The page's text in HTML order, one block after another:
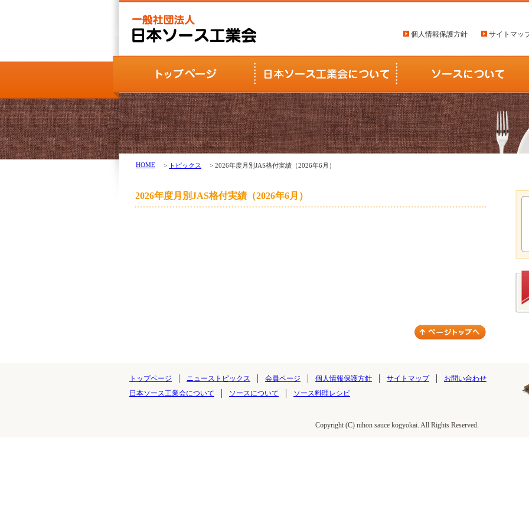
個人情報保護方針 サイトマッ
HOME > トピックス > 2026年度月別JAS格付実績（2026年6月）
2026年度月別JAS格付実績（2026年6月）
トップページ ニューストピックス 会員ページ 個人情報保護方針 サイトマップ
お問い合わせ
日本ソース工業会について
ソースについて ソース料理レシピ
Copyright (C) nihon sauce kogyokai. All Rights Reserved.